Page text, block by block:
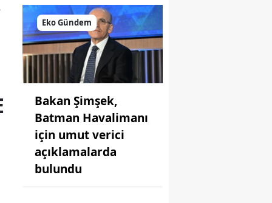
Eko Gündem
Bakan Şimşek,
Batman Havalimanı
için umut verici
açıklamalarda
bulundu